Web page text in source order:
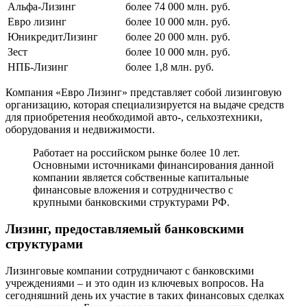
Альфа-Лизинг
более 74 000 млн. руб.
Евро лизинг
более 10 000 млн. руб.
ЮникредитЛизинг
более 20 000 млн. руб.
Зест
более 10 000 млн. руб.
НПБ-Лизинг
более 1,8 млн. руб.
Компания «Евро Лизинг» представляет собой лизинговую
организацию, которая специализируется на выдаче средств
для приобретения необходимой авто-, сельхозтехники,
оборудования и недвижимости.
Работает на российском рынке более 10 лет.
Основными источниками финансирования данной
компании является собственные капитальные
финансовые вложения и сотрудничество с
крупными банковскими структурами РФ.
Лизинг, предоставляемый банковскими
структурами
Лизинговые компании сотрудничают с банковскими
учреждениями – и это один из ключевых вопросов. На
сегодняшний день их участие в таких финансовых сделках